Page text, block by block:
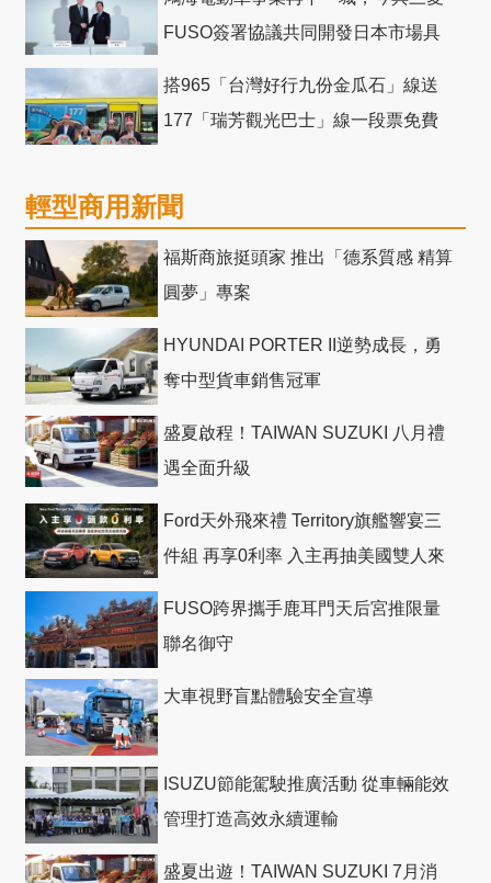
FUSO簽署協議共同開發日本市場具
搭965「台灣好行九份金瓜石」線送
177「瑞芳觀光巴士」線一段票免費
輕型商用新聞
福斯商旅挺頭家 推出「德系質感 精算
圓夢」專案
HYUNDAI PORTER II逆勢成長，勇
奪中型貨車銷售冠軍
盛夏啟程！TAIWAN SUZUKI 八月禮
遇全面升級
Ford天外飛來禮 Territory旗艦響宴三
件組 再享0利率 入主再抽美國雙人來
FUSO跨界攜手鹿耳門天后宮推限量
聯名御守
大車視野盲點體驗安全宣導
ISUZU節能駕駛推廣活動 從車輛能效
管理打造高效永續運輸
盛夏出遊！TAIWAN SUZUKI 7月消